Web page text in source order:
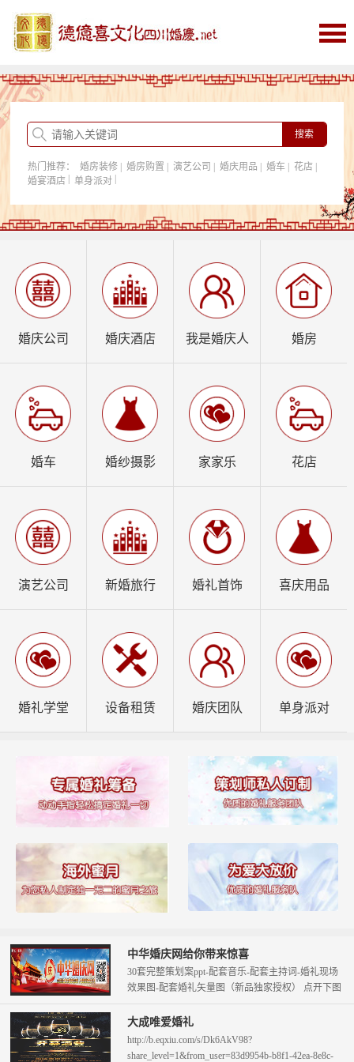
首页
婚庆
婚庆酒店
婚房购置
我是婚庆人
热门推荐： 婚房装修| 婚房购置 演艺公司 婚庆用品 婚车| 花店|
婚宴酒店| 单身派对|
婚庆公司 婚庆酒店 我是婚庆人 婚房
婚车 婚纱摄影 家家乐 花店
演艺公司 新婚旅行 婚礼首饰 喜庆用品
婚礼学堂 设备租赁 婚庆团队 单身派对
中华婚庆网给你带来惊喜
30套完整策划案ppt-配套音乐-配套主持词-婚礼现场
效果图-配套婚礼矢量图（新品独家授权） 点开下图
大成唯爱婚礼
http://b.eqxiu.com/s/Dk6AkV98?
share_level=1&from_user=83d9954b-b8f1-42ea-8e8c-